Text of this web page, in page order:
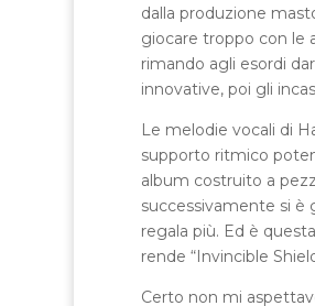
dalla produzione
giocare troppo con le
rimando agli esordi
innovative, poi gli
Le melodie vocali di
supporto ritmico
album costruito a
successivamente si
regala più. Ed è
rende “Invincible
Certo non mi